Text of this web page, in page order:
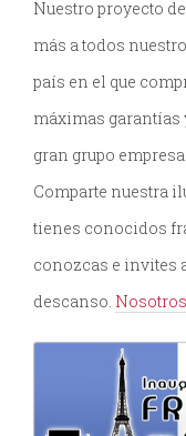
Nuestro proyecto
más a todos
país en el que
máximas garantías
gran grupo
Comparte nuestra
tienes conocidos
conozcas e invites
descanso. Nosotros